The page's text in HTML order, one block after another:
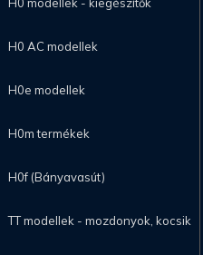
H0 AC modellek
H0e modellek
H0m termékek
H0f (Bányavasút)
TT modellek - mozdonyok, kocsik